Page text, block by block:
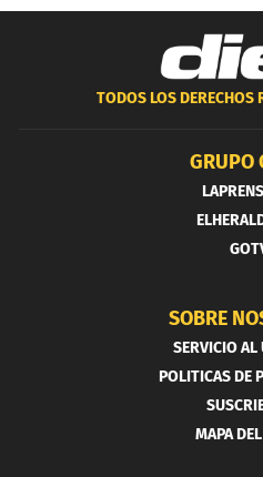
TODOS LOS DERECHOS
GRUPO
SOBRE
SERVICIO AL
POLITICAS DE
MAPA